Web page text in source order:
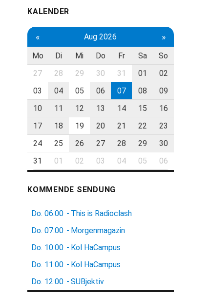
KALENDER
« Aug 2026 »
Mo Di Mi Do Fr Sa
So
27
28 29 30 31 01
02
03
04 05 06 07 08
09
10
11 12 13 14 15
16
17
18 19 20 21 22
23
24
25 26 27 28 29
30
31
01 02 03 04 05 06
KOMMENDE SENDUNG
Do. 06:00 - This is Radioclash
Do. 07:00 - Morgenmagazin
Do. 10:00 - Kol HaCampus
Do. 11:00 - Kol HaCampus
Do. 12:00 - SUBjektiv